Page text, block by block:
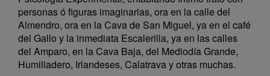
personas ó figuras imaginarias, ora en la calle del
Almendro, ora en la Cava de San Miguel, ya en el café
del Gallo y la inmediata Escalerilla, ya en las calles
del Amparo, en la Cava Baja, del Mediodía Grande,
Humilladero, Irlandeses, Calatrava y otras muchas.